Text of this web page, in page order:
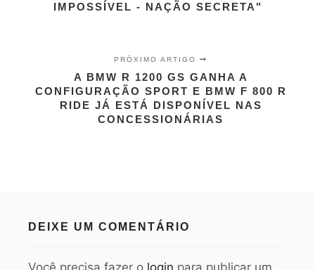
IMPOSSÍVEL - NAÇÃO SECRETA"
PRÓXIMO ARTIGO
A BMW R 1200 GS GANHA A
CONFIGURAÇÃO SPORT E BMW F 800 R
RIDE JÁ ESTÁ DISPONÍVEL NAS
CONCESSIONÁRIAS
DEIXE UM COMENTÁRIO